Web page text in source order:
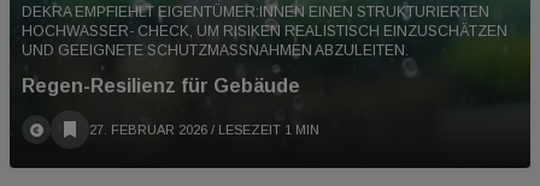
DEKRA EMPFIEHLT EIGENTÜMER:INNEN EINEN STRUKTURIERTEN
HOCHWASSER- CHECK, UM RISIKEN REALISTISCH EINZUSCHÄTZEN
UND GEEIGNETE SCHUTZMASSNAHMEN ABZULEITEN.
Regen-Resilienz für Gebäude
27. FEBRUAR 2026 / LESEZEIT 1 MIN